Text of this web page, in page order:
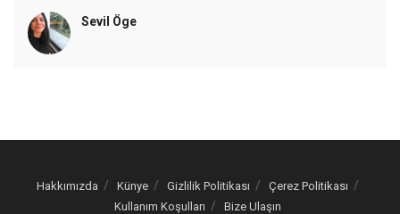
Sevil Öge
Hakkımızda Künye Gizlilik Politikası
Çerez Politikası
Kullanım Koşulları
Bize Ulaşın